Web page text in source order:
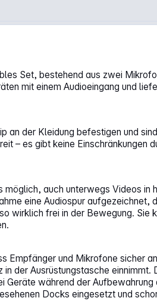
Set, bestehend aus zwei
mit einem Audioeingang und
an der Kleidung befestigen und
– es gibt keine
möglich, auch unterwegs Videos
eine Audiospur
wirklich frei in der Bewegung.
Empfänger und Mikrofone sicher
der Ausrüstungstasche
Geräte während der
Docks eingesetzt und